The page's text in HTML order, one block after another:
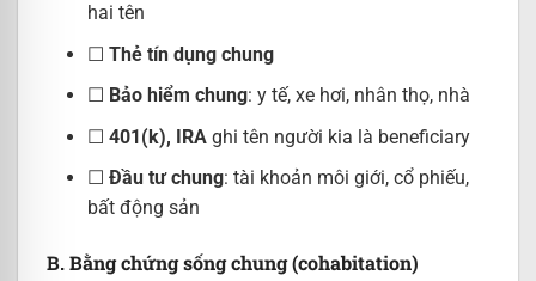
hai tên
☐ Thẻ tín dụng chung
☐ Bảo hiểm chung: y tế, xe hơi, nhân thọ, nhà
☐ 401(k), IRAghi tên người kia là beneficiary
☐ Đầu tư chung: tài khoản môi giới, cổ phiếu,
bất động sản
B. Bằng chứng sống chung (cohabitation)